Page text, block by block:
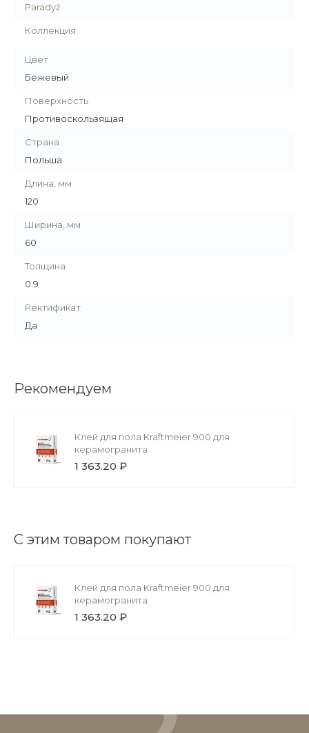
Paradyż
Коллекция
Цвет
Бежевый
Поверхность
Противоскользящая
Страна
Польша
Длина, мм
120
Ширина, мм
60
Толщина
0.9
Ректификат
Да
Рекомендуем
Клей для пола Kraftmeier 900 для
керамогранита
1 363.20 ₽
С этим товаром покупают
Клей для пола Kraftmeier 900 для
керамогранита
1 363.20 ₽